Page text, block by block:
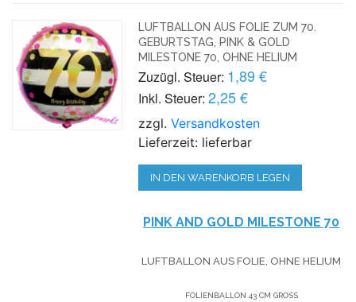
LUFTBALLON AUS FOLIE ZUM 70.
GEBURTSTAG, PINK & GOLD
MILESTONE 70, OHNE HELIUM
Zuzügl. Steuer: 1,89 €
Inkl. Steuer: 2,25 €
zzgl.Versandkosten
Lieferzeit: lieferbar
IN DEN WARENKORB LEGEN
PINK AND GOLD MILESTONE 70
LUFTBALLON AUS FOLIE, OHNE HELIUM
FOLIENBALLON 43 CM GROSS